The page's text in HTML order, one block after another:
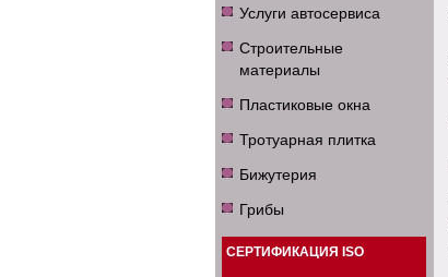
Услуги автосервиса
Строительные
материалы
Пластиковые окна
Тротуарная плитка
Бижутерия
Грибы
СЕРТИФИКАЦИЯ ISO